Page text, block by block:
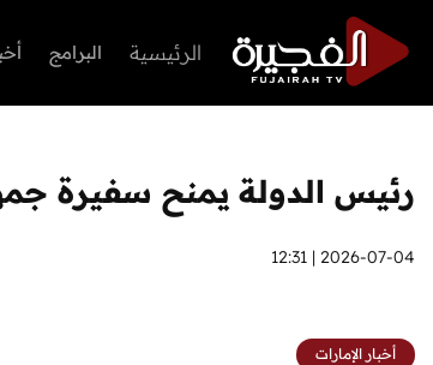
الرئيسية البرامج
رئيس الدولة يمنح سفيرة
2026-07-04 | 12:31
أخبار الإمارات